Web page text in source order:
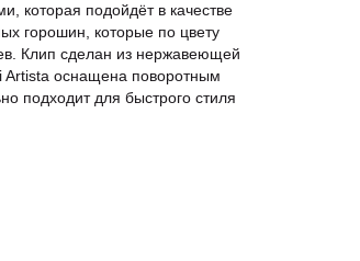
которая подойдёт в качестве
горошин, которые по цвету
Клип сделан из нержавеющей
Artista оснащена поворотным
подходит для быстрого стиля